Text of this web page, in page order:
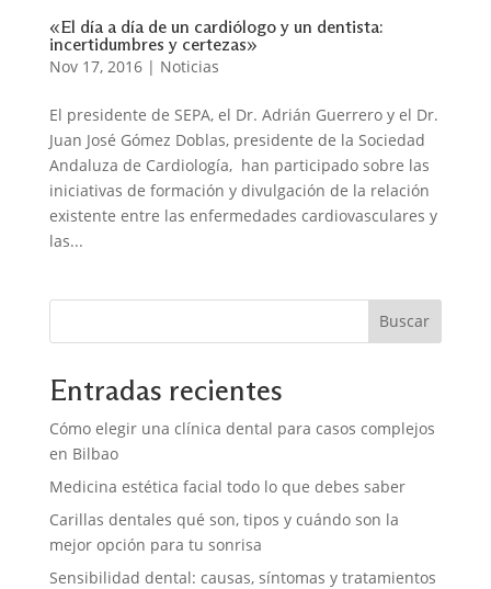
«El día a día de un cardiólogo y un dentista:
incertidumbres y certezas»
Nov 17, 2016| Noticias
El presidente de SEPA, el Dr. Adrián Guerrero y el Dr.
Juan José Gómez Doblas, presidente de la Sociedad
Andaluza de Cardiología, han participado sobre las
iniciativas de formación y divulgación de la relación
existente entre las enfermedades cardiovasculares y
las...
Buscar
Entradas recientes
Cómo elegir una clínica dental para casos complejos
en Bilbao
Medicina estética facial todo lo que debes saber
Carillas dentales qué son, tipos y cuándo son la
mejor opción para tu sonrisa
Sensibilidad dental: causas, síntomas y tratamientos